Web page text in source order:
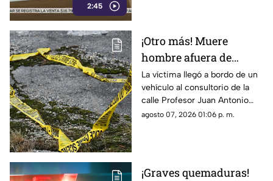
2:45
ocasiones por integrantes de
la Cuarta Transformación
cuando es utilizado en Estados
Unidos contra presuntos
narcopolíticos, también ha
sido empleado en
investigaciones dentro de
¡Otro más! Muere
hombre afuera de
farmacia tras sufrir
una descarga eléctrica
en Ciudad Juárez
La víctima llegó a bordo de un
vehículo al consultorio de la
calle Profesor Juan Antonio
Pedroza para pedir auxilio,
agosto 07, 2026 01:06 p. m.
¡Graves quemaduras!